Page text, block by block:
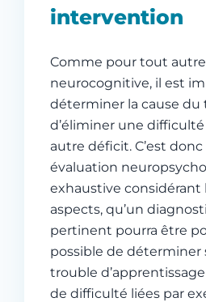
intervention
Comme pour tout
neurocognitive, il est
déterminer la cause du
d’éliminer une
autre déficit. C’est
évaluation
exhaustive considérant
aspects, qu’un
pertinent pourra être
possible de déterminer
trouble
de difficulté liées par